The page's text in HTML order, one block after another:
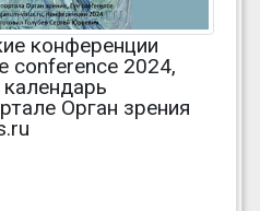
конференции
conference 2024,
Орган зрения